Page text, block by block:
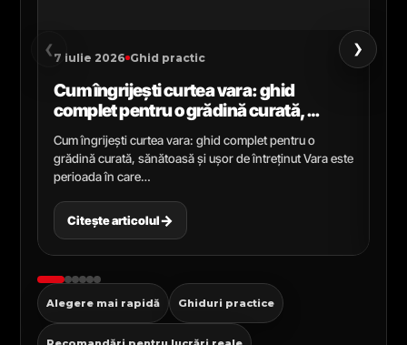
‹ 7 iulie 2026 Ghid practic
Cum îngrijești curtea vara: ghid
complet pentru o grădină curată,
sănătoasă și ușor de întreținut
Cum îngrijești curtea vara: ghid complet pentru o
grădină curată, sănătoasă și ușor de întreținut Vara este
perioada în care…
Citește articolul→
›
Alegere mai rapidă Ghiduri practice